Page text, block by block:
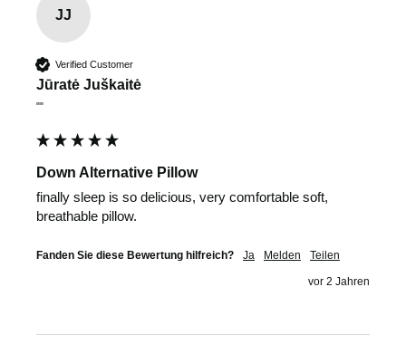
JJ
Verified Customer
Jūratė Juškaitė
""
Down Alternative Pillow
finally sleep is so delicious, very comfortable soft,
breathable pillow.
Fanden Sie diese Bewertung hilfreich? Ja Melden Teilen
vor 2 Jahren